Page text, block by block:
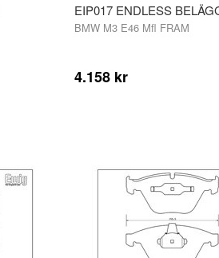
EIP017 ENDLESS
BMW M3 E46 Mfl FRAM
4.158 kr